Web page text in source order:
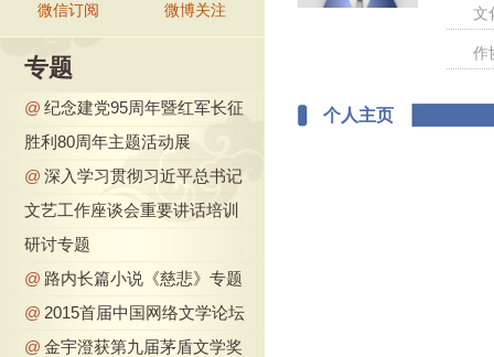
微信订阅 微博关注
专题
@ 纪念建党95周年暨红军长征
胜利80周年主题活动展
@ 深入学习贯彻习近平总书记
文艺工作座谈会重要讲话培训
研讨专题
@ 路内长篇小说《慈悲》专题
@ 2015首届中国网络文学论坛
@ 金宇澄获第九届茅盾文学奖
文
作
个人主页